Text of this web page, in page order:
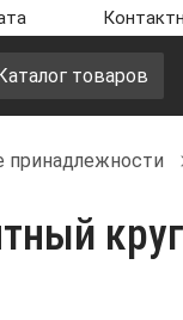
товаров